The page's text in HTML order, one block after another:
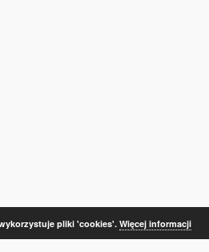
pliki 'cookies'. Więcej informacji